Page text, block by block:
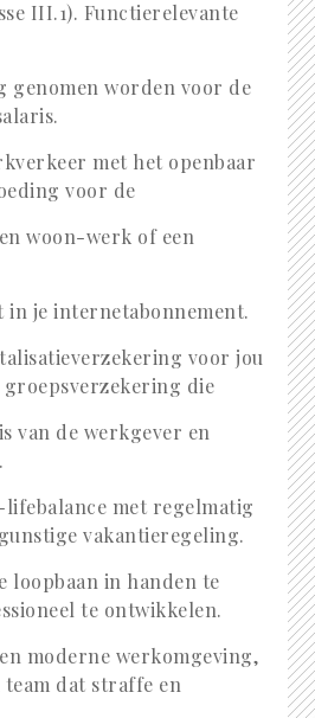
III.1). Functierelevante
genomen worden voor de
met het openbaar
voor de
woon-werk of een
in je internetabonnement.
voor jou
groepsverzekering die
van de werkgever en
lifebalance met regelmatig
vakantieregeling.
loopbaan in handen te
te ontwikkelen.
moderne werkomgeving,
dat straffe en